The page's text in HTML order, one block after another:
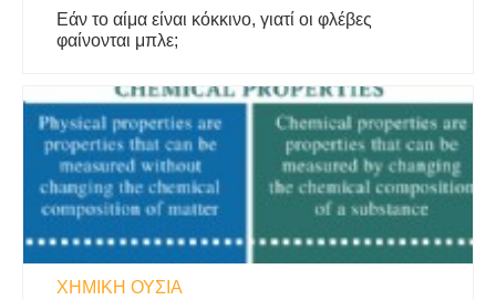
Εάν το αίμα είναι κόκκινο, γιατί οι φλέβες
φαίνονται μπλε;
ΧΗΜΙΚΉ ΟΥΣΊΑ